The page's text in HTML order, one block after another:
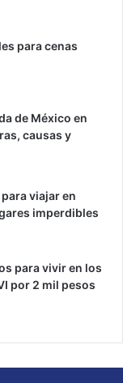
para cenas
de México en
causas y
viajar en
imperdibles
para vivir en los
por 2 mil pesos